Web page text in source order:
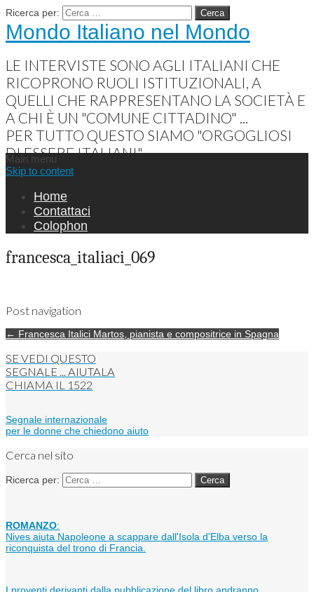
Ricerca per:
Mondo Italiano nel Mondo
LE INTERVISTE SONO AGLI ITALIANI CHE
RICOPRONO RUOLI ISTITUZIONALI, A
QUELLI CHE RAPPRESENTANO LA SOCIETÀ E
A CHI È UN "COMUNE CITTADINO" ...
PER TUTTO QUESTO SIAMO "ORGOGLIOSI
DI ESSERE ITALIANI"
Main menu
Skip to content
Home
Contattaci
Colophon
francesca_italiaci_069
Post navigation
← Francesca Italici Martos, pianista e compositrice in Spagna
SE VEDI QUESTO
SEGNALE ... AIUTALA
CHIAMA IL 1522
Segnale internazionale
per le donne che chiedono aiuto
Cerca nel sito
Ricerca per:
ROMANZO:
Nives aiuta Napoleone a scappare dall'Isola d'Elba verso la
riconquista del trono di Francia.